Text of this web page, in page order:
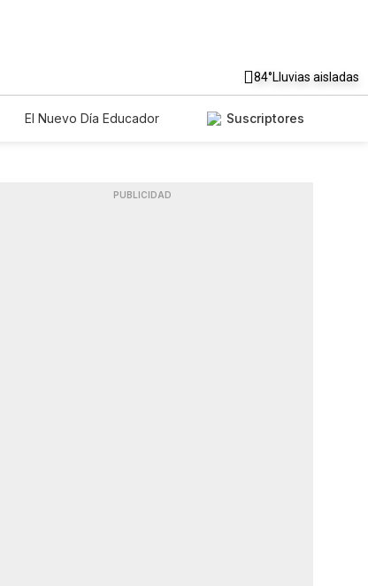
84°Lluvias aisladas
El Nuevo Día Educador
Suscriptores
PUBLICIDAD